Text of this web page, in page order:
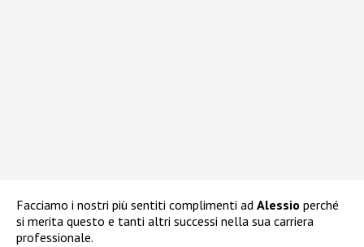
Facciamo i nostri più sentiti complimenti ad Alessio perché
si merita questo e tanti altri successi nella sua carriera
professionale.